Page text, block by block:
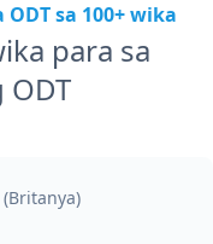
sa 100+ wika
para sa
ODT